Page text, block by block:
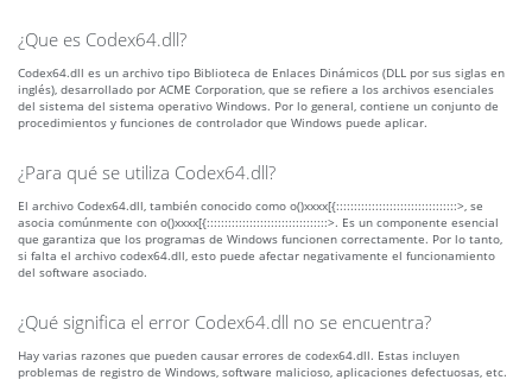
¿Que es Codex64.dll?
Codex64.dll es un archivo tipo Biblioteca de Enlaces Dinámicos (DLL por sus siglas en
inglés), desarrollado por ACME Corporation, que se refiere a los archivos esenciales
del sistema del sistema operativo Windows. Por lo general, contiene un conjunto de
procedimientos y funciones de controlador que Windows puede aplicar.
¿Para qué se utiliza Codex64.dll?
El archivo Codex64.dll, también conocido como o()xxxx[{::::::::::::::::::::::::::::::::::>, se
asocia comúnmente con o()xxxx[{::::::::::::::::::::::::::::::::::>. Es un componente esencial
que garantiza que los programas de Windows funcionen correctamente. Por lo tanto,
si falta el archivo codex64.dll, esto puede afectar negativamente el funcionamiento
del software asociado.
¿Qué significa el error Codex64.dll no se encuentra?
Hay varias razones que pueden causar errores de codex64.dll. Estas incluyen
problemas de registro de Windows, software malicioso, aplicaciones defectuosas, etc.